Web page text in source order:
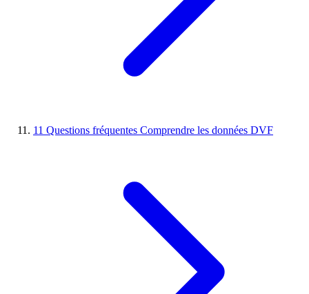
11 Questions fréquentes Comprendre les données DVF